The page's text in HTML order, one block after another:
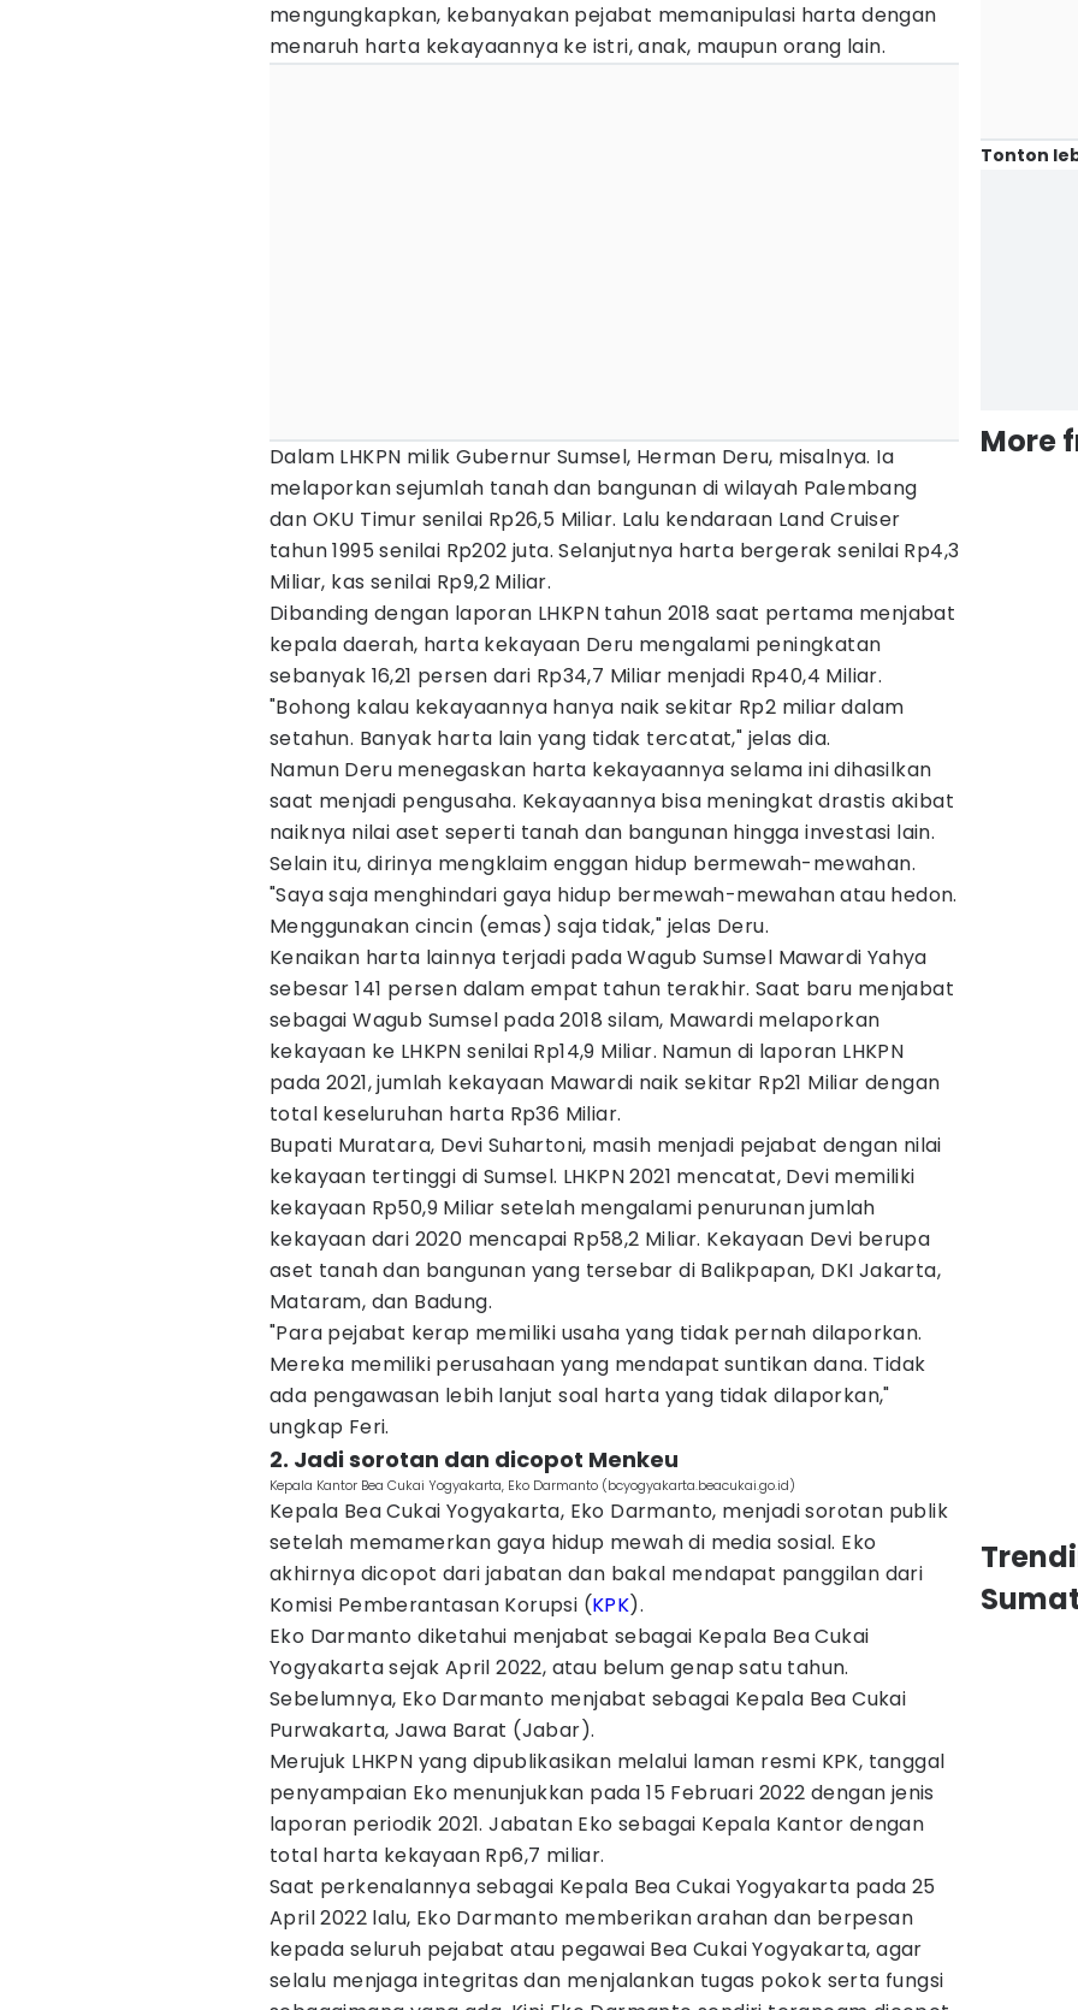
mengungkapkan, kebanyakan pejabat memanipulasi harta dengan
menaruh harta kekayaannya ke istri, anak, maupun orang lain.
Dalam LHKPN milik Gubernur Sumsel, Herman Deru, misalnya. Ia
melaporkan sejumlah tanah dan bangunan di wilayah Palembang
dan OKU Timur senilai Rp26,5 Miliar. Lalu kendaraan Land Cruiser
tahun 1995 senilai Rp202 juta. Selanjutnya harta bergerak senilai Rp4,3
Miliar, kas senilai Rp9,2 Miliar.
Dibanding dengan laporan LHKPN tahun 2018 saat pertama menjabat
kepala daerah, harta kekayaan Deru mengalami peningkatan
sebanyak 16,21 persen dari Rp34,7 Miliar menjadi Rp40,4 Miliar.
"Bohong kalau kekayaannya hanya naik sekitar Rp2 miliar dalam
setahun. Banyak harta lain yang tidak tercatat," jelas dia.
Namun Deru menegaskan harta kekayaannya selama ini dihasilkan
saat menjadi pengusaha. Kekayaannya bisa meningkat drastis akibat
naiknya nilai aset seperti tanah dan bangunan hingga investasi lain.
Selain itu, dirinya mengklaim enggan hidup bermewah-mewahan.
"Saya saja menghindari gaya hidup bermewah-mewahan atau hedon.
Menggunakan cincin (emas) saja tidak," jelas Deru.
Kenaikan harta lainnya terjadi pada Wagub Sumsel Mawardi Yahya
sebesar 141 persen dalam empat tahun terakhir. Saat baru menjabat
sebagai Wagub Sumsel pada 2018 silam, Mawardi melaporkan
kekayaan ke LHKPN senilai Rp14,9 Miliar. Namun di laporan LHKPN
pada 2021, jumlah kekayaan Mawardi naik sekitar Rp21 Miliar dengan
total keseluruhan harta Rp36 Miliar.
Bupati Muratara, Devi Suhartoni, masih menjadi pejabat dengan nilai
kekayaan tertinggi di Sumsel. LHKPN 2021 mencatat, Devi memiliki
kekayaan Rp50,9 Miliar setelah mengalami penurunan jumlah
kekayaan dari 2020 mencapai Rp58,2 Miliar. Kekayaan Devi berupa
aset tanah dan bangunan yang tersebar di Balikpapan, DKI Jakarta,
Mataram, dan Badung.
"Para pejabat kerap memiliki usaha yang tidak pernah dilaporkan.
Mereka memiliki perusahaan yang mendapat suntikan dana. Tidak
ada pengawasan lebih lanjut soal harta yang tidak dilaporkan,"
ungkap Feri.
2. Jadi sorotan dan dicopot Menkeu
Kepala Kantor Bea Cukai Yogyakarta, Eko Darmanto (bcyogyakarta.beacukai.go.id)
Kepala Bea Cukai Yogyakarta, Eko Darmanto, menjadi sorotan publik
setelah memamerkan gaya hidup mewah di media sosial. Eko
akhirnya dicopot dari jabatan dan bakal mendapat panggilan dari
Komisi Pemberantasan Korupsi (KPK).
Eko Darmanto diketahui menjabat sebagai Kepala Bea Cukai
Yogyakarta sejak April 2022, atau belum genap satu tahun.
Sebelumnya, Eko Darmanto menjabat sebagai Kepala Bea Cukai
Purwakarta, Jawa Barat (Jabar).
Merujuk LHKPN yang dipublikasikan melalui laman resmi KPK, tanggal
penyampaian Eko menunjukkan pada 15 Februari 2022 dengan jenis
laporan periodik 2021. Jabatan Eko sebagai Kepala Kantor dengan
total harta kekayaan Rp6,7 miliar.
Saat perkenalannya sebagai Kepala Bea Cukai Yogyakarta pada 25
April 2022 lalu, Eko Darmanto memberikan arahan dan berpesan
kepada seluruh pejabat atau pegawai Bea Cukai Yogyakarta, agar
selalu menjaga integritas dan menjalankan tugas pokok serta fungsi
Tonton
More